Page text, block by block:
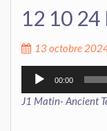
12 10 24
13 octobre
Lecteur
audio
00:00
J1 Matin- Ancient